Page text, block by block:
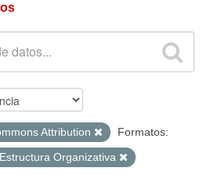
Attribution
Formatos:
Estructura Organizativa